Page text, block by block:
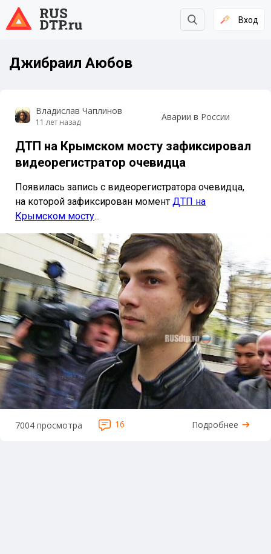
Вход
Джибраил Аюбов
Владислав Чаплинов
11 лет назад Аварии в России
ДТП на Крымском мосту зафиксировал
видеорегистратор очевидца
Появилась запись с видеорегистратора очевидца,
на которой зафиксирован момент ДТП на
Крымском мосту...
7004 просмотра 16 Подробнее